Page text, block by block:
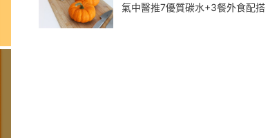
氣中醫推7優質碳水+3餐外食配搭